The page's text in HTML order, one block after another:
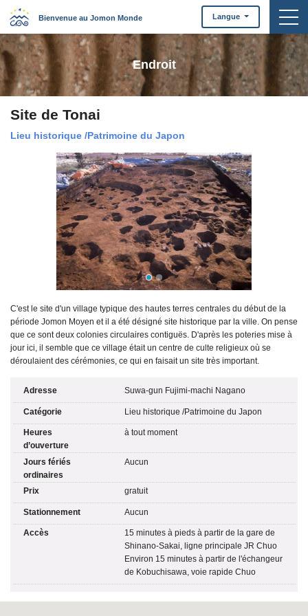
Bienvenue au Jomon Monde Langue
Endroit
Site de Tonai
Lieu historique /Patrimoine du Japon
C'est le site d'un village typique des hautes terres centrales du début de la
période Jomon Moyen et il a été désigné site historique par la ville. On pense
que ce sont deux colonies circulaires contiguës. D'après les poteries mise à
jour ici, il semble que ce village était un centre de culte religieux où se
déroulaient des cérémonies, ce qui en faisait un site très important.
Adresse Suwa-gun Fujimi-machi Nagano
Catégorie Lieu historique /Patrimoine du Japon
Heures
d’ouverture
à tout moment
Jours fériés
ordinaires
Aucun
Prix gratuit
Stationnement Aucun
Accès
15 minutes à pieds à partir de la gare de
Shinano-Sakai, ligne principale JR Chuo
Environ 15 minutes à partir de l'échangeur
de Kobuchisawa, voie rapide Chuo